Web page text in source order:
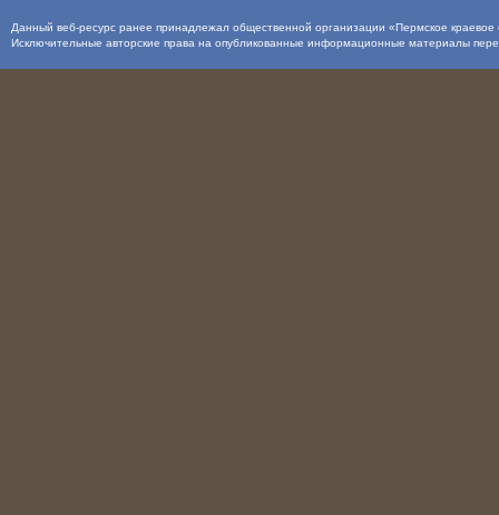
Данный веб-ресурс ранее принадлежал общественной организации «Пермское
Исключительные авторские права на опубликованные информационные материалы